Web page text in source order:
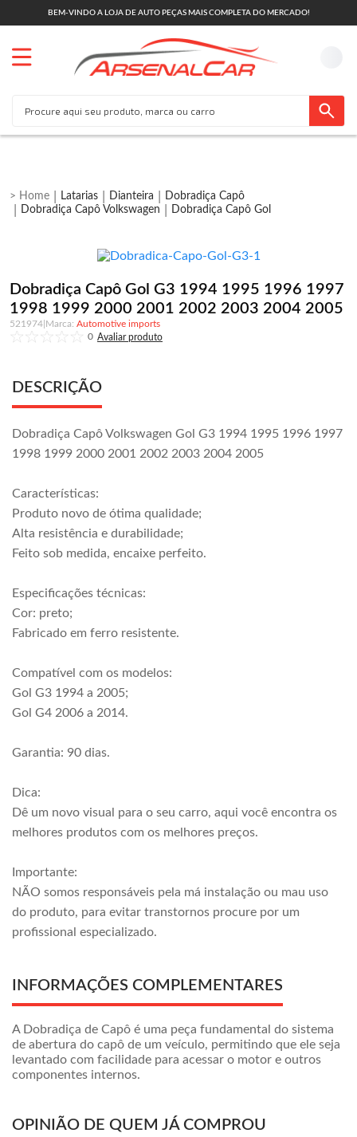
BEM-VINDO A LOJA DE AUTO PEÇAS MAIS COMPLETA DO MERCADO!
Latarias Dianteira
Dobradiça Capô
Dobradiça Capô Volkswagen
Dobradiça Capô Gol
Dobradiça Capô Gol G3 1994 1995 1996 1997
1998 1999 2000 2001 2002 2003 2004 2005
521974
Automotive imports
0
DESCRIÇÃO
Dobradiça Capô Volkswagen Gol G3 1994 1995 1996 1997
1998 1999 2000 2001 2002 2003 2004 2005
Características:
Produto novo de ótima qualidade;
Alta resistência e durabilidade;
Feito sob medida, encaixe perfeito.
Especificações técnicas:
Cor: preto;
Fabricado em ferro resistente.
Compatível com os modelos:
Gol G3 1994 a 2005;
Gol G4 2006 a 2014.
Garantia: 90 dias.
Dica:
Dê um novo visual para o seu carro, aqui você encontra os
melhores produtos com os melhores preços.
Importante:
NÃO somos responsáveis pela má instalação ou mau uso
do produto, para evitar transtornos procure por um
profissional especializado.
INFORMAÇÕES COMPLEMENTARES
A Dobradiça de Capô é uma peça fundamental do sistema
de abertura do capô de um veículo, permitindo que ele seja
levantado com facilidade para acessar o motor e outros
componentes internos.
OPINIÃO DE QUEM JÁ COMPROU